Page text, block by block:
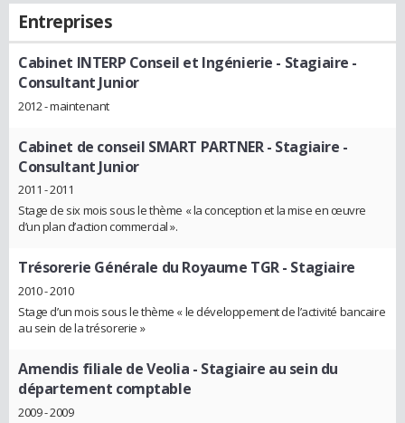
Entreprises
Cabinet INTERP Conseil et Ingénierie - Stagiaire -
Consultant Junior
2012 - maintenant
Cabinet de conseil SMART PARTNER- Stagiaire -
Consultant Junior
2011 - 2011
Stage de six mois sous le thème « la conception et la mise en œuvre
d’un plan d’action commercial ».
Trésorerie Générale du Royaume TGR- Stagiaire
2010 - 2010
Stage d’un mois sous le thème « le développement de l’activité bancaire
au sein de la trésorerie »
Amendis filiale de Veolia - Stagiaire au sein du
département comptable
2009 - 2009